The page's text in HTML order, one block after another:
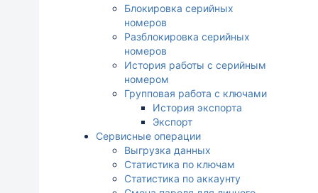
Блокировка серийных
номеров
Разблокировка серийных
номеров
История работы с серийным
номером
Групповая работа с ключами
История экспорта
Экспорт
Сервисные операции
Выгрузка данных
Статистика по ключам
Статистика по аккаунту